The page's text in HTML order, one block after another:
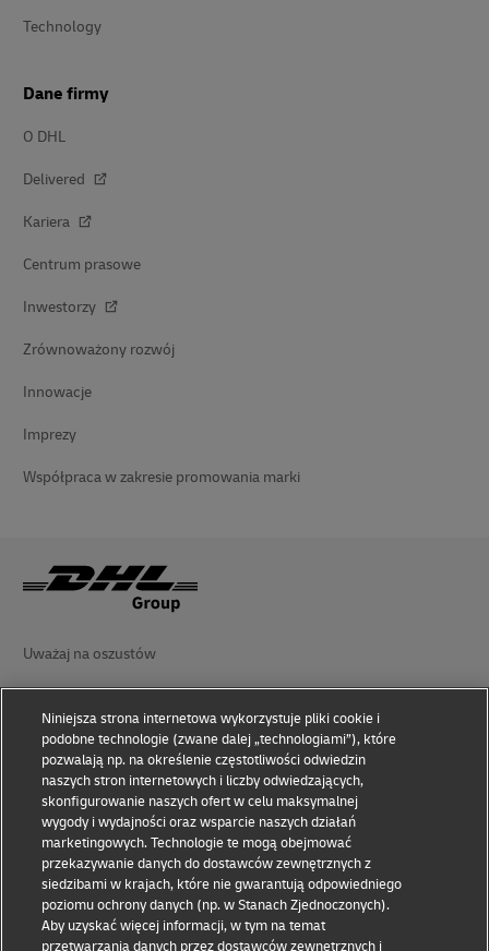
Technology
Dane firmy
O DHL
Delivered
Kariera
Centrum prasowe
Inwestorzy
Zrównoważony rozwój
Innowacje
Imprezy
Współpraca w zakresie promowania marki
Uważaj na oszustów
Zasady użytkowania
Oświadczenie o prywatności
Ułatwienia dostępu
Informacje dodatkowe
Ustawienia plików cookie
Niniejsza strona internetowa wykorzystuje pliki cookie i
podobne technologie (zwane dalej „technologiami”), które
pozwalają np. na określenie częstotliwości odwiedzin
naszych stron internetowych i liczby odwiedzających,
skonfigurowanie naszych ofert w celu maksymalnej
wygody i wydajności oraz wsparcie naszych działań
marketingowych. Technologie te mogą obejmować
przekazywanie danych do dostawców zewnętrznych z
siedzibami w krajach, które nie gwarantują odpowiedniego
poziomu ochrony danych (np. w Stanach Zjednoczonych).
Aby uzyskać więcej informacji, w tym na temat
przetwarzania danych przez dostawców zewnętrznych i